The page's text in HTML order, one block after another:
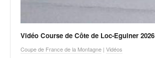
Vidéo Course de Côte de Loc-Eguiner 2026
Coupe de France de la Montagne | Vidéos